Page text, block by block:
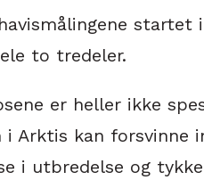
startet
to tredeler.
er heller ikke
i Arktis kan forsvinne
i utbredelse og